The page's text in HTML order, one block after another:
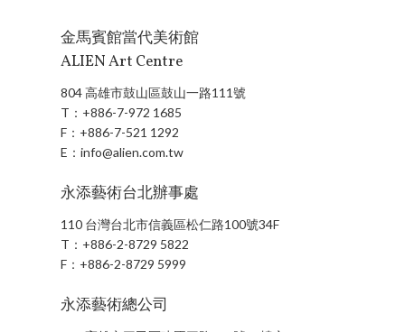
金馬賓館當代美術館
ALIEN Art Centre
804 高雄市鼓山區鼓山一路111號
T： +886-7-972 1685
F： +886-7-521 1292
E：info@alien.com.tw
永添藝術台北辦事處
110 台灣台北市信義區松仁路100號34F
T： +886-2-8729 5822
F： +886-2-8729 5999
永添藝術總公司